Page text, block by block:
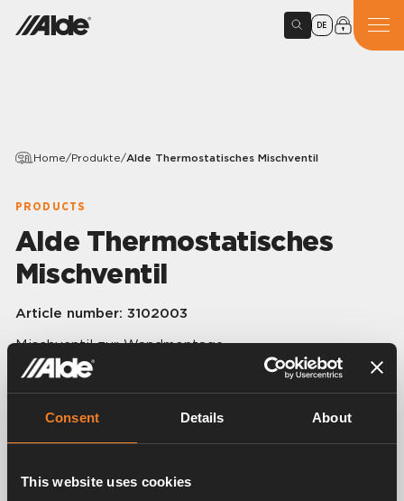
Consent Details About
This website uses cookies
DE
Home/Produkte/Alde Thermostatisches Mischventil
PRODUCTS
Alde Thermostatisches
Mischventil
Article number: 3102003
Mischventil zur Wandmontage.
Mit dem Ventilkopf wird die gewünschte
Wassertemperatur kontinuierlich im Regelbereich von
Das Ventil ist eine gute Ergänzung, um heißes
Leitungswasser z.B. im Bad und Dusche zu verhindern.